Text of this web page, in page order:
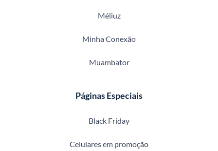
Méliuz
Minha Conexão
Muambator
Páginas Especiais
Black Friday
Celulares em promoção